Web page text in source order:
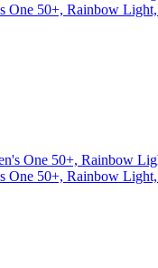
One 50+, Rainbow
One 50+, Rainbow